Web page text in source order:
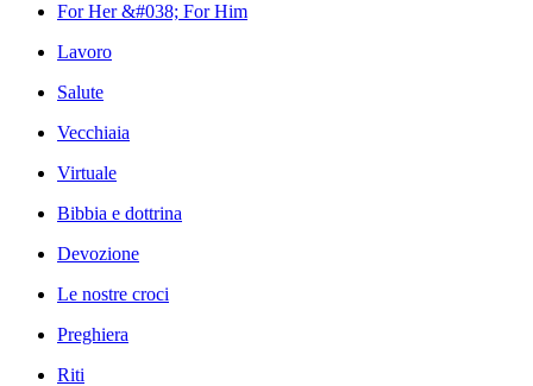
For Her &#038; For Him
Lavoro
Salute
Vecchiaia
Virtuale
Bibbia e dottrina
Devozione
Le nostre croci
Preghiera
Riti